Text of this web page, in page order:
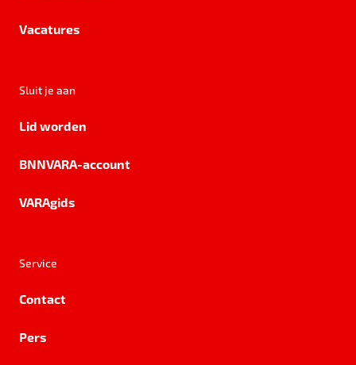
Vacatures
Sluit je aan
Lid worden
BNNVARA-account
VARAgids
Service
Contact
Pers